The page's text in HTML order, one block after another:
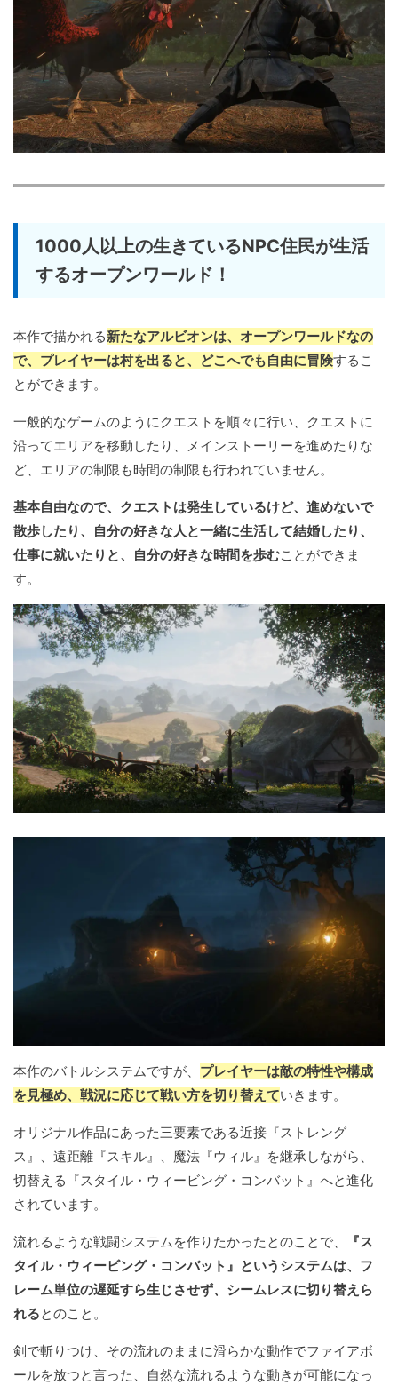
1000人以上の生きているNPC住民が生活
するオープンワールド！
本作で描かれる新たなアルビオンは、オープンワールドなの
で、プレイヤーは村を出ると、どこへでも自由に冒険するこ
とができます。
一般的なゲームのようにクエストを順々に行い、クエストに
沿ってエリアを移動したり、メインストーリーを進めたりな
ど、エリアの制限も時間の制限も行われていません。
基本自由なので、クエストは発生しているけど、進めないで
散歩したり、自分の好きな人と一緒に生活して結婚したり、
仕事に就いたりと、自分の好きな時間を歩むことができま
す。
本作のバトルシステムですが、 プレイヤーは敵の特性や構成
を見極め、戦況に応じて戦い方を切り替えていきます。
オリジナル作品にあった三要素である近接『ストレング
ス』、遠距離『スキル』、魔法『ウィル』を継承しながら、
切替える『スタイル・ウィービング・コンバット』へと進化
されています。
流れるような戦闘システムを作りたかったとのことで、
『ス
タイル・ウィービング・コンバット』というシステムは、フ
レーム単位の遅延すら生じさせず、シームレスに切り替えら
れるとのこと。
剣で斬りつけ、その流れのままに滑らかな動作でファイアボ
ールを放つと言った、自然な流れるような動きが可能になっ